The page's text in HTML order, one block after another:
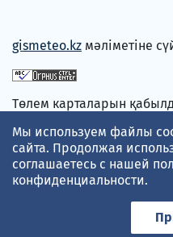
gismeteo.kz мәліметіне
Төлем карталарын
Мы используем файлы
сайта. Продолжая
соглашаетесь с нашей
конфиденциальности.